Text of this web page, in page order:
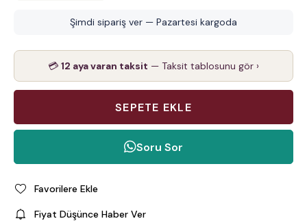
Şimdi sipariş ver — Pazartesi kargoda
💳 12 aya varan taksit — Taksit tablosunu gör ›
Soru Sor
Favorilere Ekle
Fiyat Düşünce Haber Ver